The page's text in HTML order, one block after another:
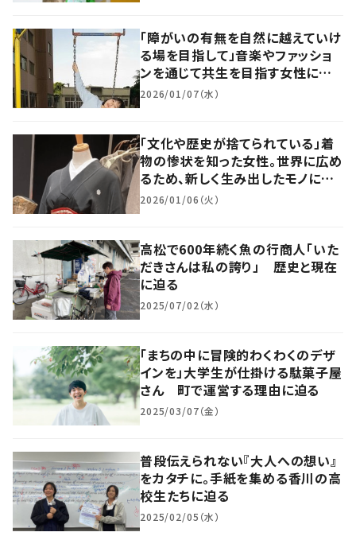
「障がいの有無を自然に越えていけ
る場を目指して」音楽やファッショ
ンを通じて共生を目指す女性に話
を聞いた
2026/01/07（水）
「文化や歴史が捨てられている」着
物の惨状を知った女性。世界に広め
るため、新しく生み出したモノに称
賛の声
2026/01/06（火）
高松で600年続く魚の行商人「いた
だきさんは私の誇り」 歴史と現在
に迫る
2025/07/02（水）
「まちの中に冒険的わくわくのデザ
インを」大学生が仕掛ける駄菓子屋
さん 町で運営する理由に迫る
2025/03/07（金）
普段伝えられない『大人への想い』
をカタチに。手紙を集める香川の高
校生たちに迫る
2025/02/05（水）